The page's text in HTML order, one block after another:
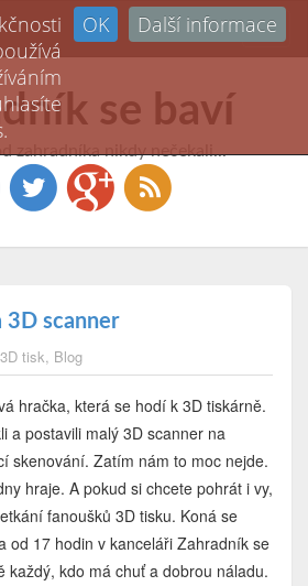
se baví
zahradníka nikdy nečekali...
3D scanner
3D tisk, Blog
hračka, která se hodí k 3D tiskárně.
a postavili malý 3D scanner na
skenování. Zatím nám to moc nejde.
hraje. A pokud si chcete pohrát i vy,
fanoušků 3D tisku. Koná se
od 17 hodin v kanceláři Zahradník se
každý, kdo má chuť a dobrou náladu.
OK Další informace